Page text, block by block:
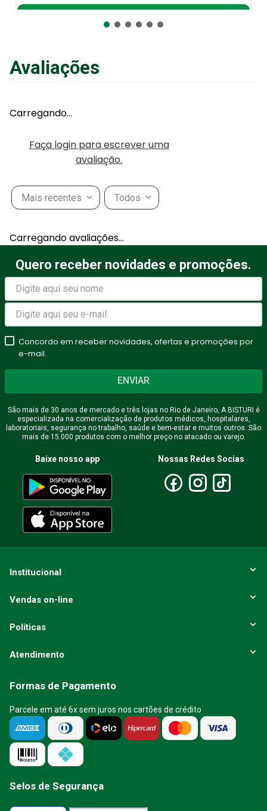
Avaliações
Carregando…
Faça login para escrever uma
avaliação.
Mais recentes Todos
Carregando avaliações…
Quero receber novidades e promoções.
Concordo em receber novidades, ofertas e promoções por
e-mail.
ENVIAR
São mais de 30 anos de mercado e três lojas no Rio de Janeiro, A BISTURI é
especializada na comercialização de produtos médicos, hospitalares,
laboratoriais, segurança no trabalho, saúde e bem-estar e muitos outros. São
mais de 15.000 produtos com o melhor preço no atacado ou varejo.
Baixe nosso app Nossas Redes Socias
Institucional
Vendas on-line
Políticas
Atendimento
Formas de Pagamento
Parcele em até 6x sem juros nos cartões de crédito
Selos de Segurança